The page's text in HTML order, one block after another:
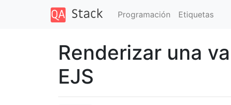
Programación Etiquetas
Renderizar una
EJS